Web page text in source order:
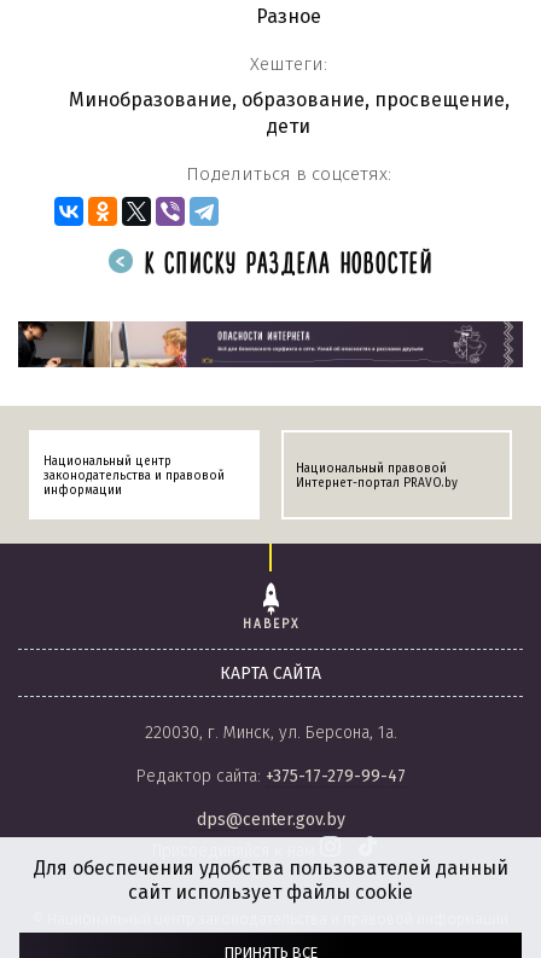
Разное
Хештеги:
Минобразование, образование, просвещение,
дети
Поделиться в соцсетях:
К СПИСКУ РАЗДЕЛА НОВОСТЕЙ
Национальный центр
законодательства и правовой
информации
Национальный правовой
Интернет-портал PRAVO.by
НАВЕРХ
КАРТА САЙТА
220030, г. Минск, ул. Берсона, 1а.
Редактор сайта: +375-17-279-99-47
dps@center.gov.by
Республики Беларусь, 2008-2026.
Для обеспечения удобства пользователей данный
сайт использует файлы cookie
ПРИНЯТЬ ВСЕ